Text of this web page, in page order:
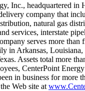
Inc., headquartered in
company that
natural gas
services, interstate
serves more than
in Arkansas, Louisiana,
. Assets total more
CenterPoint
in business for more
Web site at